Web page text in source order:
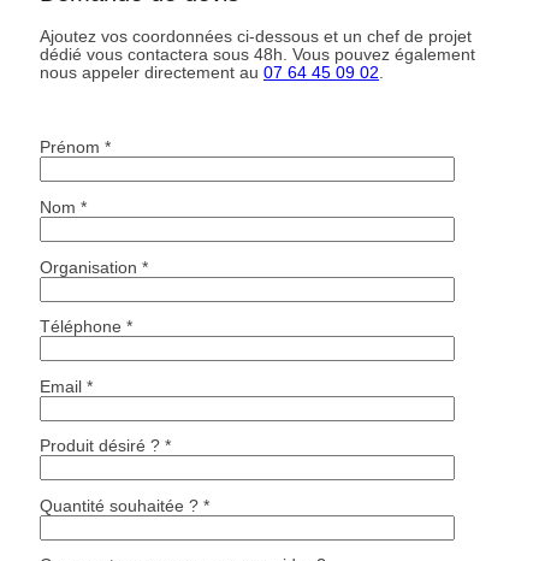
Ajoutez vos coordonnées ci-dessous et un chef de projet
dédié vous contactera sous 48h. Vous pouvez également
nous appeler directement au 07 64 45 09 02.
Prénom *
Nom *
Organisation *
Téléphone *
Email *
Produit désiré ? *
Quantité souhaitée ? *